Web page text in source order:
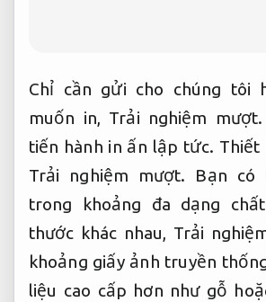
Chỉ cần gửi cho chúng tôi
muốn in, Trải nghiệm mượt.
tiến hành in ấn lập tức. Thiết
Trải nghiệm mượt. Bạn có
trong khoảng đa dạng
thước khác nhau, Trải
khoảng giấy ảnh truyền
liệu cao cấp hơn như gỗ